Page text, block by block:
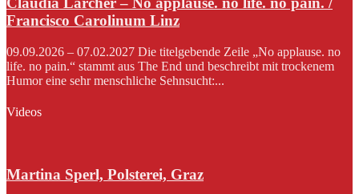
Francisco Carolinum Linz
09.09.2026 – 07.02.2027 Die titelgebende Zeile „No applause. no
life. no pain.“ stammt aus The End und beschreibt mit trockenem
Humor eine sehr menschliche Sehnsucht:...
Videos
Martina Sperl, Polsterei, Graz